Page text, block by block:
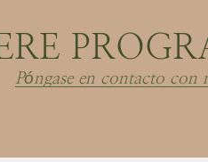
Póngase en contacto